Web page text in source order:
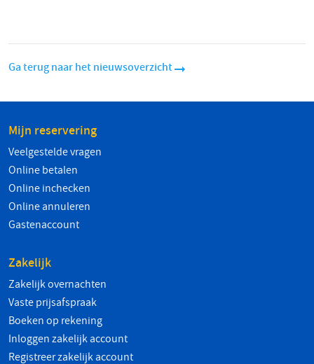
Ga terug naar het nieuwsoverzicht
Mijn reservering
Veelgestelde vragen
Online betalen
Online inchecken
Online annuleren
Gastenaccount
Zakelijk
Zakelijk overnachten
Vaste prijsafspraak
Boeken op rekening
Inloggen zakelijk account
Registreer zakelijk account